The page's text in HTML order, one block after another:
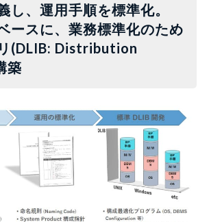
し、運用手順を標準化。
ースに、業務標準化のため
(DLIB: Distribution
築